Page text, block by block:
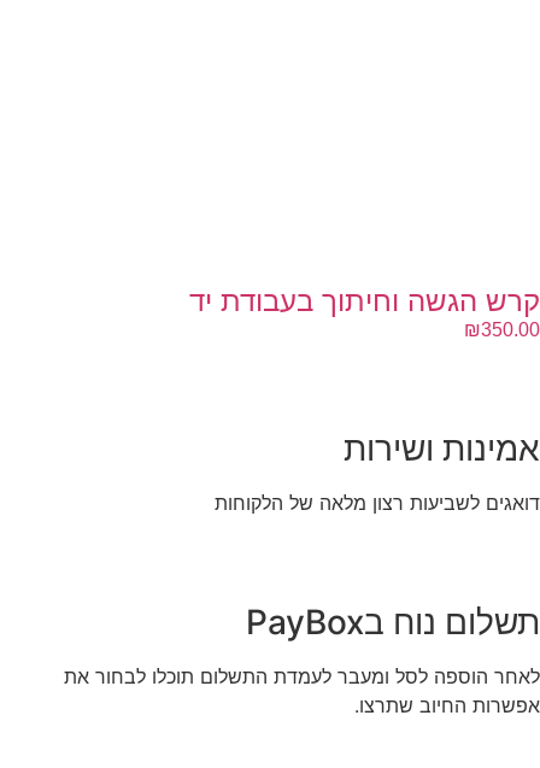
קרש הגשה וחיתוך בעבודת יד
₪350.00
אמינות ושירות
דואגים לשביעות רצון מלאה של הלקוחות
תשלום נוח בPayBox
לאחר הוספה לסל ומעבר לעמדת התשלום תוכלו לבחור את
אפשרות החיוב שתרצו.